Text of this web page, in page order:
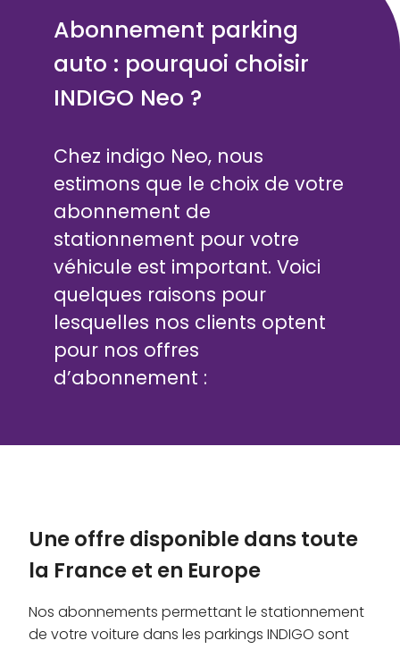
Abonnement parking
auto : pourquoi choisir
INDIGO Neo ?
Chez indigo Neo, nous
estimons que le choix de votre
abonnement de
stationnement pour votre
véhicule est important. Voici
quelques raisons pour
lesquelles nos clients optent
pour nos offres
d’abonnement :
Une offre disponible dans toute
la France et en Europe
Nos abonnements permettant le stationnement
de votre voiture dans les parkings INDIGO sont